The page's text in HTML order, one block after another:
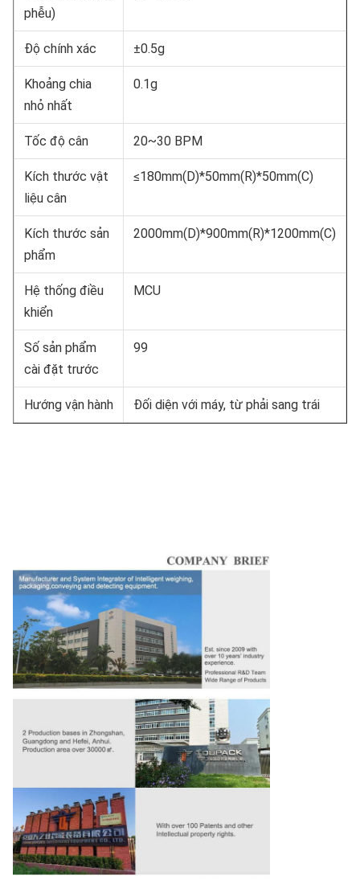
phễu)
Độ chính xác ±0.5g
Khoảng chia
nhỏ nhất
0.1g
Tốc độ cân 20~30 BPM
Kích thước vật
liệu cân
≤180mm(D)*50mm(R)*50mm(C)
Kích thước sản
phẩm
2000mm(D)*900mm(R)*1200mm(C)
Hệ thống điều
khiển
MCU
Số sản phẩm
cài đặt trước
99
Hướng vận hành Đối diện với máy, từ phải sang trái